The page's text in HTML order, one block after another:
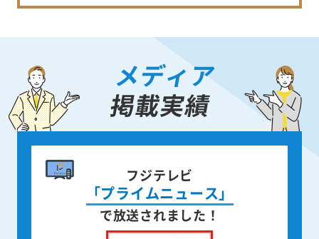
メディア
掲載実績
書籍出版
身近な人が
亡くなった後の遺品整理
を出版しました！